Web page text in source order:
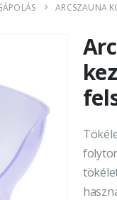
ARCSZAUNA